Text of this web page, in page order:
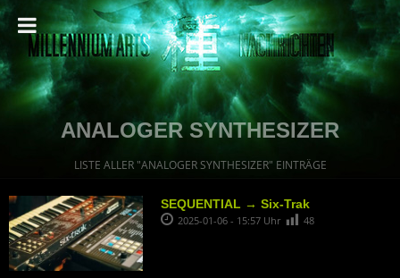
ANALOGER SYNTHESIZER
LISTE ALLER "ANALOGER SYNTHESIZER" EINTRÄGE
SEQUENTIAL → Six-Trak
2025-01-06 - 15:57 Uhr 48